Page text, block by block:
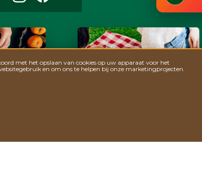
met het opslaan van cookies op uw apparaat voor het
en om ons te helpen bij onze marketingprojecten.